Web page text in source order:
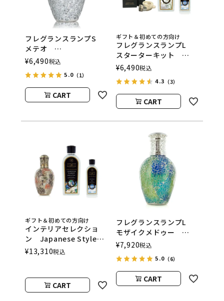
フレグランスランプS
メテオ
ASHLEIGH&BURWOOD
（アシュレイアンドバー
ウッド）
¥6,490税込
5.0 （1）
CART
ギフト＆初めての方向け
フレグランスランプL
スターターキット
ASHLEIGH&BURWOOD
（アシュレイアンドバー
ウッド）
¥6,490税込
4.3 （3）
CART
ギフト＆初めての方向け
インテリアセレクショ
ン Japanese Style
ASHLEIGH&BURWOOD
（アシュレイアンドバー
¥13,310税込
CART
フレグランスランプL
モザイクメドゥー
ASHLEIGH&BURWOOD
（アシュレイアンドバー
ウッド）
¥7,920税込
5.0（6）
CART